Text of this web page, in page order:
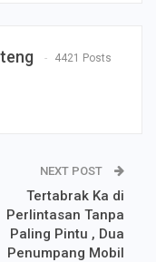
4421 Posts
NEXT POST
Tertabrak Ka di
Perlintasan Tanpa
Paling Pintu , Dua
Penumpang Mobil